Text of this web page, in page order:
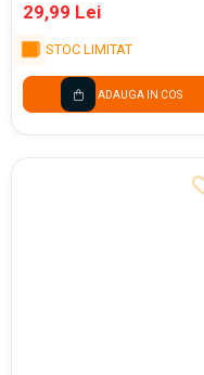
29,99 Lei
STOC LIMITAT
ADAUGA IN COS